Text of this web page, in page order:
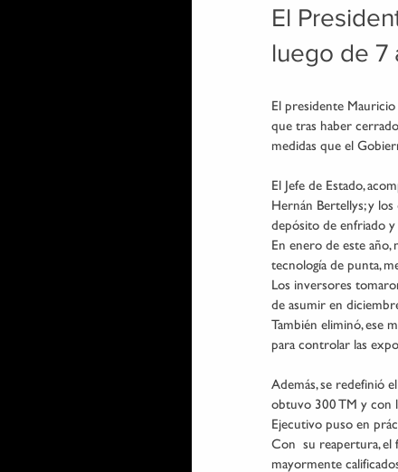
El
luego de 7
El presidente
que tras haber
medidas que el
El Jefe de Estado,
Hernán Bertellys; y
depósito de enfriado y
En enero de este
tecnología de punta,
Los inversores
de asumir en
También eliminó, ese
para controlar las
Además, se redefinió
obtuvo 300 TM y con
Ejecutivo puso en
Con  su reapertura, el
mayormente